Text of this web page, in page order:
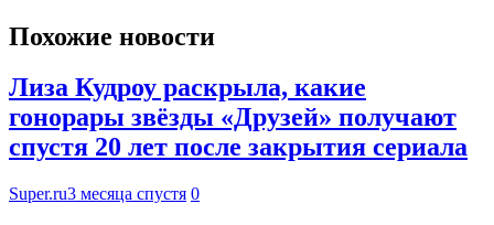
Похожие новости
Лиза Кудроу раскрыла, какие
гонорары звёзды «Друзей» получают
спустя 20 лет после закрытия сериала
Super.ru3 месяца спустя 0